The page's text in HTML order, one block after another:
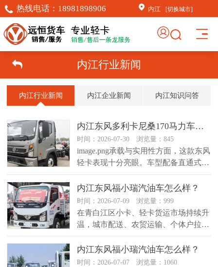
热线电话： 18981898906 内江 [切换城市]
内江行业新闻
内江行业新闻 内江企业新闻 内江知识问答
内江东风多利卡尼桑170马力车型怎么样？
时间：2026-07-30 浏览量：845
image.png​承载与实用性方面，这款东风
轻卡表现十分亮眼。车型配备直通式大
梁、加厚板簧与高.....
内江东风福小瑞汽油车怎么样？
时间：2026-07-09 浏览量：999
在青白江区小卡、轻卡货运市场持续升
温，城市配送、农贸运输、个体户拉货
需求不断上涨，不少从业者都在挑选...
内江东风福小瑞汽油车怎么样？
时间：2026-07-07 浏览量：1060